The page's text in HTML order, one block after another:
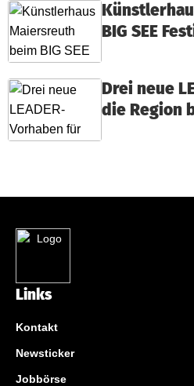
BIG SEE
Drei neue
die Region
Links
Kontakt
Newsticker
Jobbörse